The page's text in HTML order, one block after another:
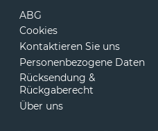
ABG
Cookies
Kontaktieren Sie uns
Personenbezogene Daten
Rücksendung &
Rückgaberecht
Über uns